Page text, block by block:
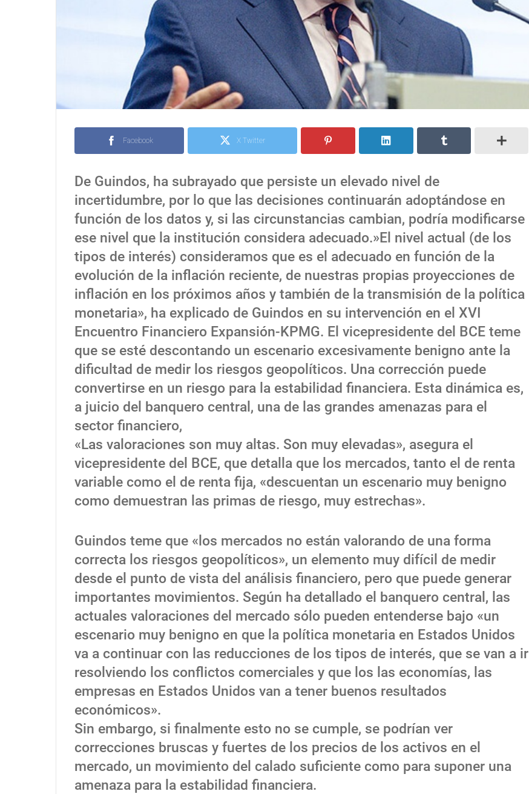
Facebook X Twitter
De Guindos, ha subrayado que persiste un elevado nivel de
incertidumbre, por lo que las decisiones continuarán adoptándose en
función de los datos y, si las circunstancias cambian, podría modificarse
ese nivel que la institución considera adecuado.»El nivel actual (de los
tipos de interés) consideramos que es el adecuado en función de la
evolución de la inflación reciente, de nuestras propias proyecciones de
inflación en los próximos años y también de la transmisión de la política
monetaria», ha explicado de Guindos en su intervención en el XVI
Encuentro Financiero Expansión-KPMG. El vicepresidente del BCE teme
que se esté descontando un escenario excesivamente benigno ante la
dificultad de medir los riesgos geopolíticos. Una corrección puede
convertirse en un riesgo para la estabilidad financiera. Esta dinámica es,
a juicio del banquero central, una de las grandes amenazas para el
sector financiero,
«Las valoraciones son muy altas. Son muy elevadas», asegura el
vicepresidente del BCE, que detalla que los mercados, tanto el de renta
variable como el de renta fija, «descuentan un escenario muy benigno
como demuestran las primas de riesgo, muy estrechas».
Guindos teme que «los mercados no están valorando de una forma
correcta los riesgos geopolíticos», un elemento muy difícil de medir
desde el punto de vista del análisis financiero, pero que puede generar
importantes movimientos. Según ha detallado el banquero central, las
actuales valoraciones del mercado sólo pueden entenderse bajo «un
escenario muy benigno en que la política monetaria en Estados Unidos
va a continuar con las reducciones de los tipos de interés, que se van a ir
resolviendo los conflictos comerciales y que los las economías, las
empresas en Estados Unidos van a tener buenos resultados
económicos».
Sin embargo, si finalmente esto no se cumple, se podrían ver
correcciones bruscas y fuertes de los precios de los activos en el
mercado, un movimiento del calado suficiente como para suponer una
amenaza para la estabilidad financiera.